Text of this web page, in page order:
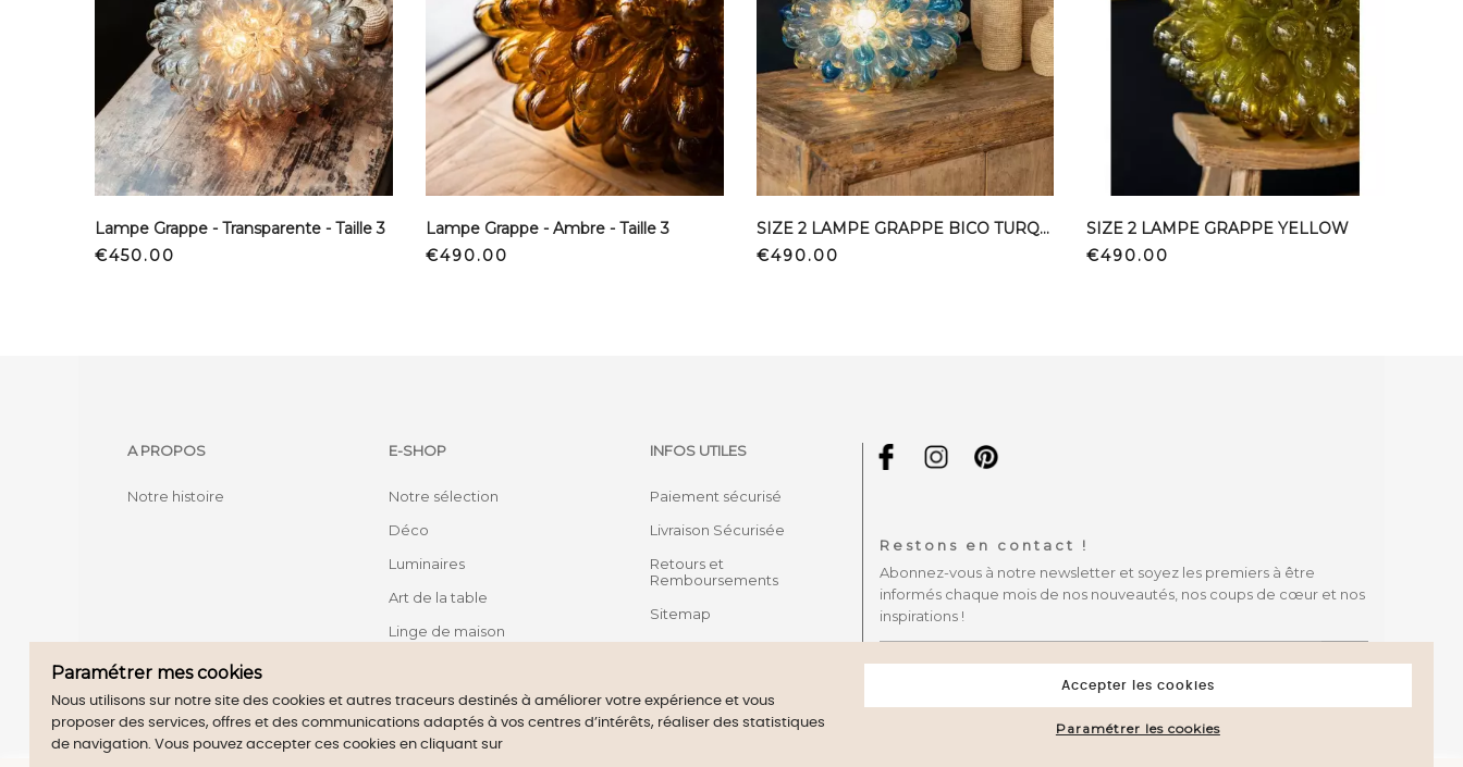
Lampe Grappe - Transparente - Taille 3
Price
€450.00
Lampe Grappe - Ambre - Taille 3
Price
€490.00
SIZE 2 LAMPE GRAPPE BICO TURQUOISE WHITE
Price
€490.00
SIZE 2 LAMPE GRAPPE YELLOW
Price
€490.00
A PROPOS
Notre histoire
E-SHOP
Notre sélection
Déco
Luminaires
Art de la table
Linge de maison
INFOS UTILES
Paiement sécurisé
Livraison Sécurisée
Retours et
Remboursements
Sitemap
Restons en contact !
Abonnez-vous à notre newsletter et soyez les premiers à être
informés chaque mois de nos nouveautés, nos coups de cœur et nos
inspirations !
OK
Merchant approved by Guaranteed Reviews Company,
Paramétrer mes cookies
Nous utilisons sur notre site des cookies et autres traceurs destinés à améliorer votre expérience et vous
proposer des services, offres et des communications adaptés à vos centres d’intérêts, réaliser des statistiques
de navigation. Vous pouvez accepter ces cookies en cliquant sur
Accepter les cookies
Paramétrer les cookies